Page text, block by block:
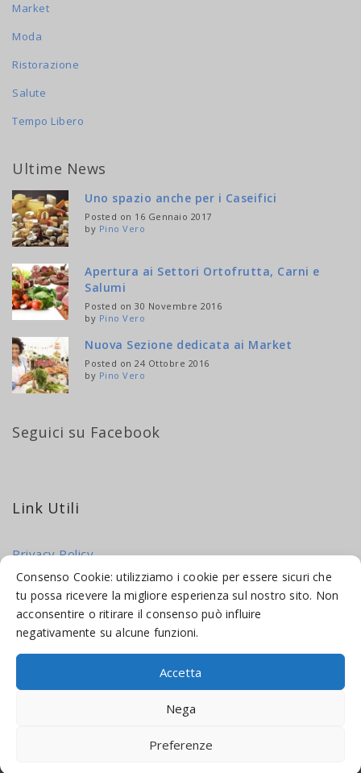
Consenso Cookie: utilizziamo i cookie per essere sicuri che
tu possa ricevere la migliore esperienza sul nostro sito. Non
acconsentire o ritirare il consenso può influire
negativamente su alcune funzioni.
Accetta
Nega
Preferenze
Market
Moda
Ristorazione
Salute
Tempo Libero
Ultime News
Uno spazio anche per i Caseifici
Posted on 16 Gennaio 2017
by Pino Vero
Apertura ai Settori Ortofrutta, Carni e
Salumi
Posted on 30 Novembre 2016
by Pino Vero
Nuova Sezione dedicata ai Market
Posted on 24 Ottobre 2016
by Pino Vero
Seguici su Facebook
Link Utili
Privacy Policy
Cookie Policy
MADE WEB SOLUTIONS